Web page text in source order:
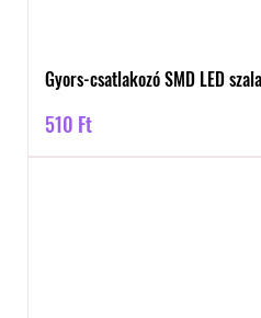
Gyors-csatlakozó SMD LED
Ár
510 Ft